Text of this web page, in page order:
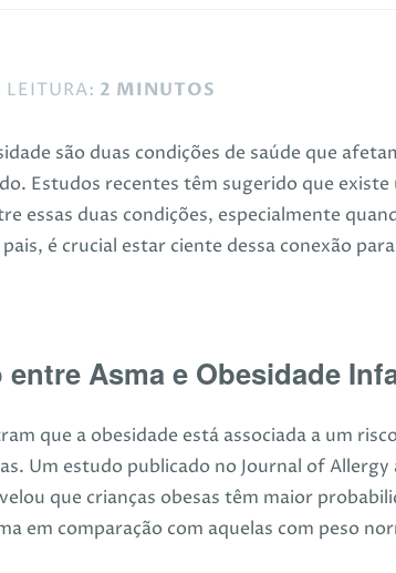
2 MINUTOS
são duas condições de saúde que
Estudos recentes têm sugerido que existe
essas duas condições, especialmente
é crucial estar ciente dessa conexão
entre Asma e Obesidade
que a obesidade está associada a um
Um estudo publicado no Journal of Allergy
que crianças obesas têm maior
em comparação com aquelas com peso